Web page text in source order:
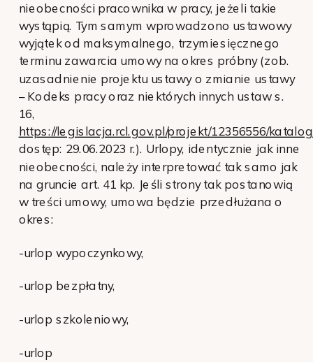
nieobecności pracownika w pracy, jeżeli takie
wystąpią. Tym samym wprowadzono ustawowy
wyjątek od maksymalnego, trzymiesięcznego
terminu zawarcia umowy na okres próbny (zob.
uzasadnienie projektu ustawy o zmianie ustawy
– Kodeks pracy oraz niektórych innych ustaw s.
16,
https://legislacja.rcl.gov.pl/projekt/12356556/
dostęp: 29.06.2023 r.). Urlopy, identycznie jak inne
nieobecności, należy interpretować tak samo jak
na gruncie art. 41 kp. Jeśli strony tak postanowią
w treści umowy, umowa będzie przedłużana o
okres:
-urlop wypoczynkowy,
-urlop bezpłatny,
-urlop szkoleniowy,
-urlop